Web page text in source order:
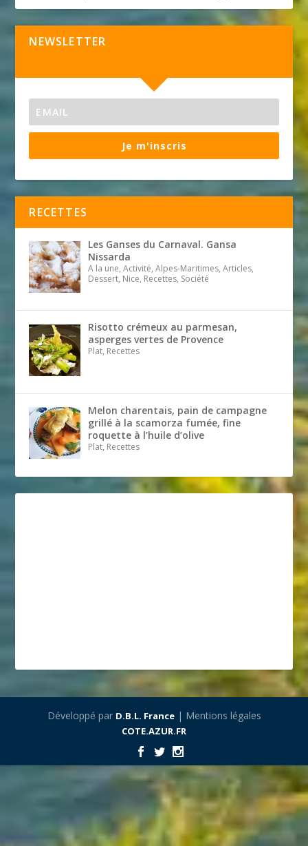
NEWSLETTER
Je m'inscris
RECETTES
Les Ganses du Carnaval. Gansa
Nissarda
A la une, Activité, Alpes-Maritimes, Articles,
Dessert, Nice, Recettes, Société
Risotto crémeux au parmesan,
asperges vertes de Provence
Plat, Recettes
Melon charentais, pain de campagne
grillé à la scamorza fumée, fine
roquette à l’huile d’olive
Plat, Recettes
Développé par D.B.L. France| Mentions légales
COTE.AZUR.FR